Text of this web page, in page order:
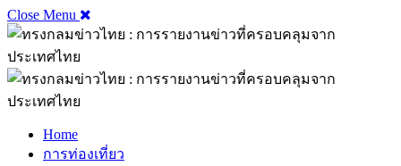
Close Menu
Home
การท่องเที่ยว